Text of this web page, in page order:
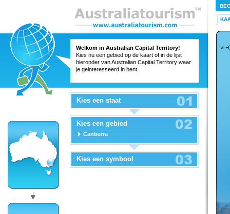
Welkom in Australian Capital Territory!
Kies nu een gebied op de kaart of in de lijst
hieronder van Australian Capital Territory waar
je geinteresseerd in bent.
Kies een staat
Kies een gebied
Canberra
Kies een symbool